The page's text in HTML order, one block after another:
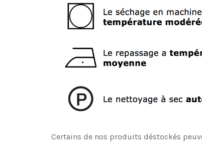
Certains de nos produits déstockés